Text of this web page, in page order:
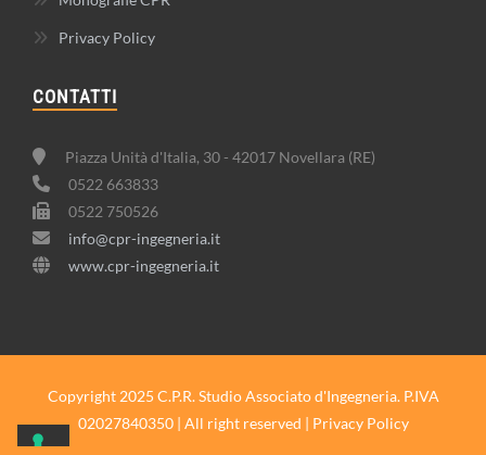
Privacy Policy
CONTATTI
Piazza Unità d'Italia, 30 - 42017 Novellara (RE)
0522 663833
0522 750526
info@cpr-ingegneria.it
www.cpr-ingegneria.it
Copyright 2025 C.P.R. Studio Associato d'Ingegneria. P.IVA
02027840350 | All right reserved | Privacy Policy